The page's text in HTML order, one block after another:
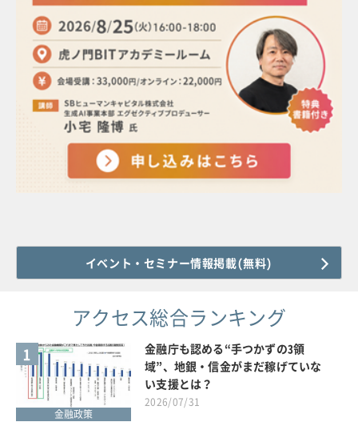
イベント・セミナー情報掲載(無料)
アクセス総合ランキング
1
金融政策
金融庁も認める“手つかずの3領
域”、地銀・信金がまだ稼げていな
い支援とは？
2026/07/31